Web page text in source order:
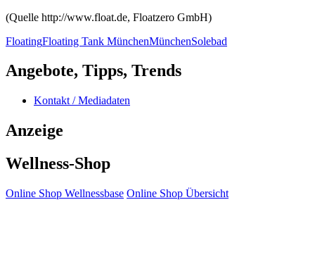
(Quelle http://www.float.de, Floatzero GmbH)
FloatingFloating Tank MünchenMünchenSolebad
Angebote, Tipps, Trends
Kontakt / Mediadaten
Anzeige
Wellness-Shop
Online Shop Wellnessbase Online Shop Übersicht